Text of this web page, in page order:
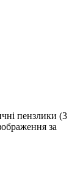
пензлики (3
за